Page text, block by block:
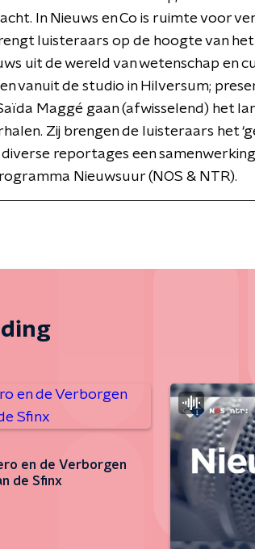
In Nieuws en Co is ruimte voor
luisteraars op de hoogte van het
uit de wereld van wetenschap en
vanuit de studio in Hilversum;
Maggé gaan (afwisselend) het
Zij brengen de luisteraars het
reportages een
Nieuwsuur (NOS & NTR).
en de Verborgen
de Sfinx